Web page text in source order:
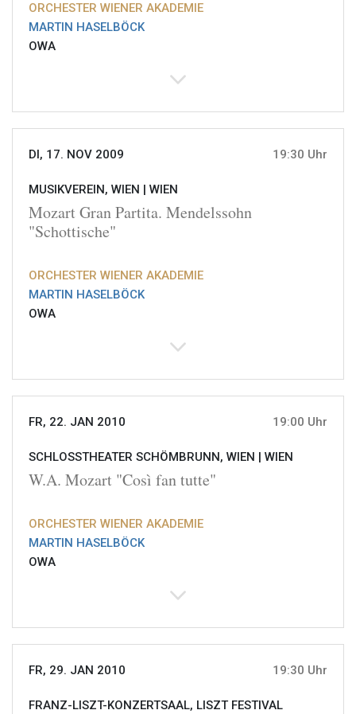
ORCHESTER WIENER AKADEMIE
MARTIN HASELBÖCK
OWA
DI, 17. NOV 2009 19:30 Uhr
MUSIKVEREIN, WIEN | WIEN
Mozart Gran Partita. Mendelssohn
"Schottische"
ORCHESTER WIENER AKADEMIE
MARTIN HASELBÖCK
OWA
FR, 22. JAN 2010 19:00 Uhr
SCHLOSSTHEATER SCHÖMBRUNN, WIEN | WIEN
W.A. Mozart "Così fan tutte"
ORCHESTER WIENER AKADEMIE
MARTIN HASELBÖCK
OWA
FR, 29. JAN 2010 19:30 Uhr
FRANZ-LISZT-KONZERTSAAL, LISZT FESTIVAL